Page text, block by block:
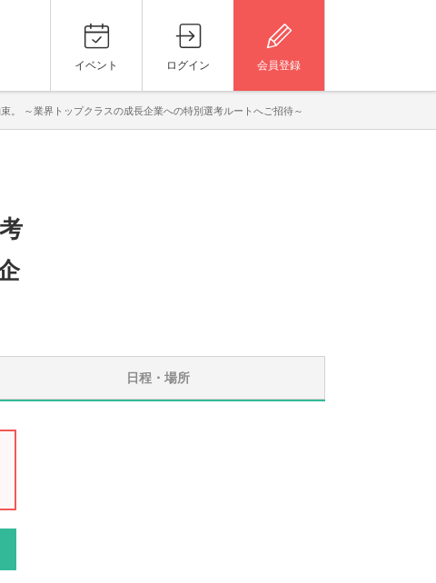
イベント ログイン 会員登録
。 ～業界トップクラスの成長企業への特別選考ルートへご招待～
日程・場所